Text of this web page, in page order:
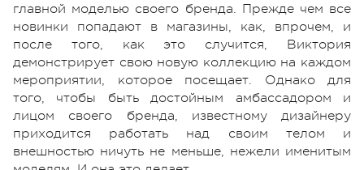
главной моделью своего бренда. Прежде чем все
новинки попадают в магазины, как, впрочем, и
после того, как это случится, Виктория
демонстрирует свою новую коллекцию на каждом
мероприятии, которое посещает. Однако для
того, чтобы быть достойным амбассадором и
лицом своего бренда, известному дизайнеру
приходится работать над своим телом и
внешностью ничуть не меньше, нежели именитым